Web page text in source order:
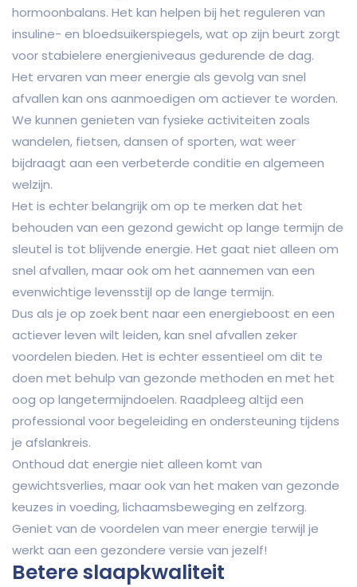
hormoonbalans. Het kan helpen bij het reguleren van
insuline- en bloedsuikerspiegels, wat op zijn beurt zorgt
voor stabielere energieniveaus gedurende de dag.
Het ervaren van meer energie als gevolg van snel
afvallen kan ons aanmoedigen om actiever te worden.
We kunnen genieten van fysieke activiteiten zoals
wandelen, fietsen, dansen of sporten, wat weer
bijdraagt aan een verbeterde conditie en algemeen
welzijn.
Het is echter belangrijk om op te merken dat het
behouden van een gezond gewicht op lange termijn de
sleutel is tot blijvende energie. Het gaat niet alleen om
snel afvallen, maar ook om het aannemen van een
evenwichtige levensstijl op de lange termijn.
Dus als je op zoek bent naar een energieboost en een
actiever leven wilt leiden, kan snel afvallen zeker
voordelen bieden. Het is echter essentieel om dit te
doen met behulp van gezonde methoden en met het
oog op langetermijndoelen. Raadpleeg altijd een
professional voor begeleiding en ondersteuning tijdens
je afslankreis.
Onthoud dat energie niet alleen komt van
gewichtsverlies, maar ook van het maken van gezonde
keuzes in voeding, lichaamsbeweging en zelfzorg.
Geniet van de voordelen van meer energie terwijl je
werkt aan een gezondere versie van jezelf!
Betere slaapkwaliteit